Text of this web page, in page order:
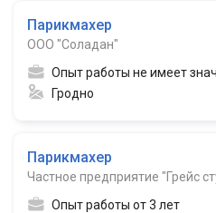
Парикмахер
ООО "Соладан"
Опыт работы не имеет
Гродно
Парикмахер
Частное предприятие "Грейс
Опыт работы от 3 лет